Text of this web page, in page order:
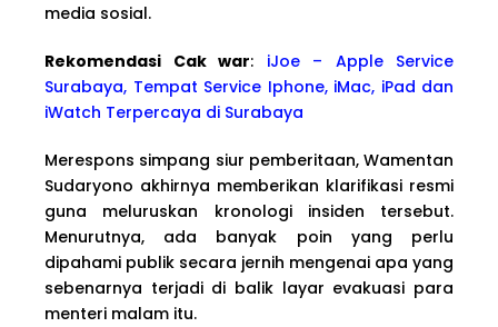
media sosial.
Rekomendasi Cak war: iJoe – Apple Service
Surabaya, Tempat Service Iphone, iMac, iPad dan
iWatch Terpercaya di Surabaya
Merespons simpang siur pemberitaan, Wamentan
Sudaryono akhirnya memberikan klarifikasi resmi
guna meluruskan kronologi insiden tersebut.
Menurutnya, ada banyak poin yang perlu
dipahami publik secara jernih mengenai apa yang
sebenarnya terjadi di balik layar evakuasi para
menteri malam itu.